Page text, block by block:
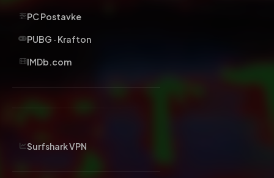
PC Postavke
PUBG · Krafton
IMDb.com
Surfshark VPN